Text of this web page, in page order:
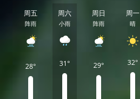
周五
阵雨
28°
周六
小雨
31°
周日
阵雨
29°
周一
晴
32°